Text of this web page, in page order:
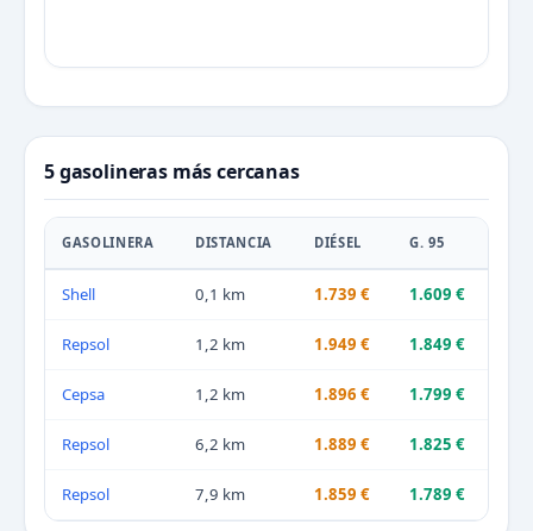
5 gasolineras más cercanas
GASOLINERA DISTANCIA DIÉSEL G. 95
Shell 0,1 km 1.739 € 1.609 €
Repsol 1,2 km 1.949 € 1.849 €
Cepsa 1,2 km 1.896 € 1.799 €
Repsol 6,2 km 1.889 € 1.825 €
Repsol 7,9 km 1.859 € 1.789 €